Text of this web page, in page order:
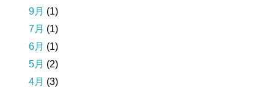
9月 (1)
7月 (1)
6月 (1)
5月 (2)
4月 (3)